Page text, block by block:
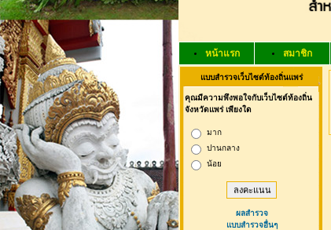
หน้าแรก สมาชิก
แบบสำรวจเว็บไซต์ท้องถิ่นแพร่
คุณมีความพึงพอใจกับเว็บไซต์ท้องถิ่น
จังหวัดแพร่ เพียงใด
มาก
ปานกลาง
น้อย
ผลสำรวจ
แบบสำรวจอื่นๆ